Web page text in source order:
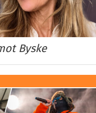
Byske